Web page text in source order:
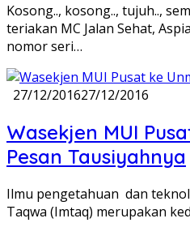
Kosong.., kosong.., tujuh..,
teriakan MC Jalan Sehat,
nomor seri…
27/12/201627/12/2016
Wasekjen MUI
Pesan Tausiyahnya
Ilmu pengetahuan dan
Taqwa (Imtaq) merupakan